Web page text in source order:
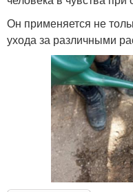
Он применяется не
ухода за различными